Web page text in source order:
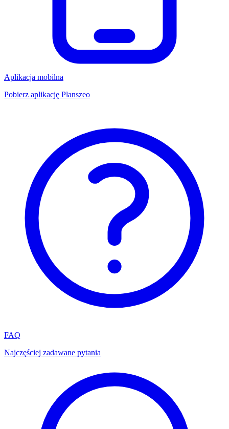
Aplikacja mobilna
Pobierz aplikację Planszeo
FAQ
Najczęściej zadawane pytania